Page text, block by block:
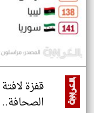
قفزة
الصحافة..